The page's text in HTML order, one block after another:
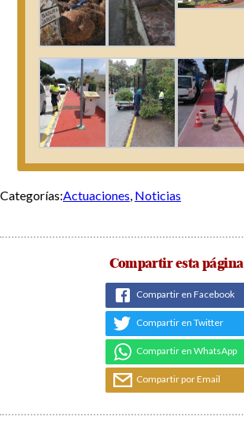
Categorías:Actuaciones Noticias
Compartir esta página
Compartir en Facebook
Compartir en Twitter
Compartir en WhatsApp
Compartir por Email
Navegación